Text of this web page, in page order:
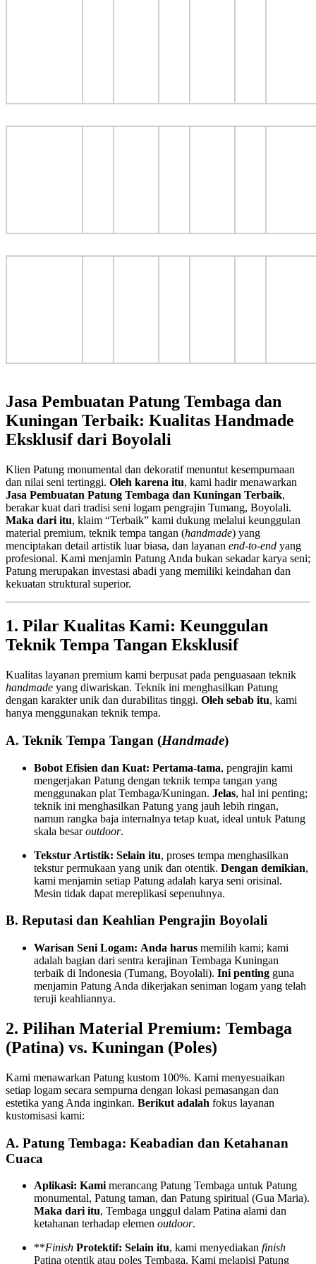
Jasa Pembuatan Patung Tembaga dan
Kuningan Terbaik: Kualitas Handmade
Eksklusif dari Boyolali
Klien Patung monumental dan dekoratif menuntut kesempurnaan
dan nilai seni tertinggi. Oleh karena itu, kami hadir menawarkan
Jasa Pembuatan Patung Tembaga dan Kuningan Terbaik,
berakar kuat dari tradisi seni logam pengrajin Tumang, Boyolali.
Maka dari itu, klaim “Terbaik” kami dukung melalui keunggulan
material premium, teknik tempa tangan (handmade) yang
menciptakan detail artistik luar biasa, dan layanan end-to-end yang
profesional. Kami menjamin Patung Anda bukan sekadar karya seni;
Patung merupakan investasi abadi yang memiliki keindahan dan
kekuatan struktural superior.
1. Pilar Kualitas Kami: Keunggulan
Teknik Tempa Tangan Eksklusif
Kualitas layanan premium kami berpusat pada penguasaan teknik
handmade yang diwariskan. Teknik ini menghasilkan Patung
dengan karakter unik dan durabilitas tinggi. Oleh sebab itu, kami
hanya menggunakan teknik tempa.
A. Teknik Tempa Tangan (Handmade)
Bobot Efisien dan Kuat: Pertama-tama, pengrajin kami
mengerjakan Patung dengan teknik tempa tangan yang
menggunakan plat Tembaga/Kuningan. Jelas, hal ini penting;
teknik ini menghasilkan Patung yang jauh lebih ringan,
namun rangka baja internalnya tetap kuat, ideal untuk Patung
skala besaroutdoor.
Tekstur Artistik: Selain itu, proses tempa menghasilkan
tekstur permukaan yang unik dan otentik. Dengan demikian,
kami menjamin setiap Patung adalah karya seni orisinal.
Mesin tidak dapat mereplikasi sepenuhnya.
B. Reputasi dan Keahlian Pengrajin Boyolali
Warisan Seni Logam: Anda harus memilih kami; kami
adalah bagian dari sentra kerajinan Tembaga Kuningan
terbaik di Indonesia (Tumang, Boyolali). Ini penting guna
menjamin Patung Anda dikerjakan seniman logam yang telah
teruji keahliannya.
2. Pilihan Material Premium: Tembaga
(Patina) vs. Kuningan (Poles)
Kami menawarkan Patung kustom 100%. Kami menyesuaikan
setiap logam secara sempurna dengan lokasi pemasangan dan
estetika yang Anda inginkan. Berikut adalah fokus layanan
kustomisasi kami:
A. Patung Tembaga: Keabadian dan Ketahanan
Cuaca
Aplikasi: Kamimerancang Patung Tembaga untuk Patung
monumental, Patung taman, dan Patung spiritual (Gua Maria).
Maka dari itu, Tembaga unggul dalam Patina alami dan
ketahanan terhadap elemen outdoor.
**Finish Protektif: Selain itu, kami menyediakan finish
Patina otentik atau poles Tembaga. Kami melapisi Patung